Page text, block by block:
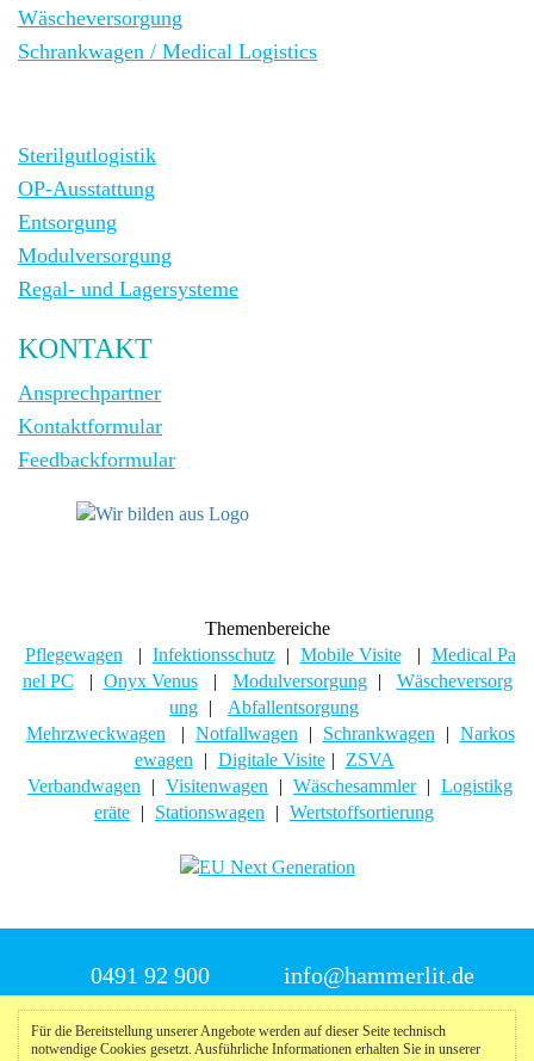
Wäscheversorgung
Schrankwagen / Medical Logistics
Sterilgutlogistik
OP-Ausstattung
Entsorgung
Modulversorgung
Regal- und Lagersysteme
KONTAKT
Ansprechpartner
Kontaktformular
Feedbackformular
Themenbereiche
Pflegewagen
Infektionsschutz Mobile Visite
Medical Pa
nel PC
Onyx Venus Modulversorgung
Wäscheversorg
ung
Abfallentsorgung
Mehrzweckwagen
Notfallwagen Schrankwagen
Narkos
ewagen
Digitale Visite
ZSVA
Verbandwagen
Visitenwagen Wäschesammler
Logistikg
eräte
Stationswagen Wertstoffsortierung
0491 92 900 info@hammerlit.de
© 2025 Hammerlit
Für die Bereitstellung unserer Angebote werden auf dieser Seite technisch
notwendige Cookies gesetzt. Ausführliche Informationen erhalten Sie in unserer